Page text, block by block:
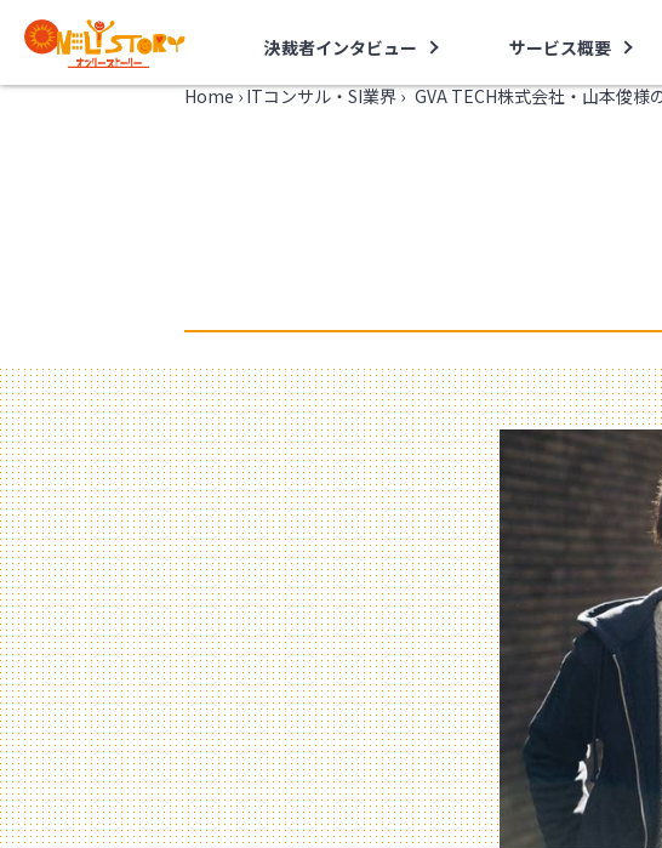
決裁者インタビュー サービス概要
Home › ITコンサル・SI業界 › GVA TECH株式会社・山本俊様